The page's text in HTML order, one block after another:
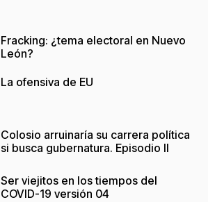
Fracking: ¿tema electoral en Nuevo
León?
La ofensiva de EU
Colosio arruinaría su carrera política
si busca gubernatura. Episodio II
Ser viejitos en los tiempos del
COVID-19 versión 04